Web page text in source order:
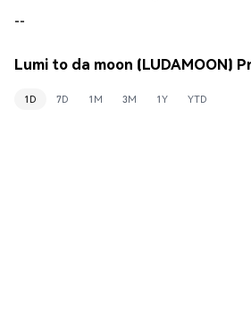
--
Lumi to da moon (LUDAMOON)
1D 7D 1M 3M 1Y YTD